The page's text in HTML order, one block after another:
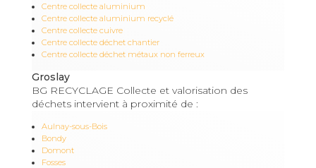
Centre collecte aluminium
Centre collecte aluminium recyclé
Centre collecte cuivre
Centre collecte déchet chantier
Centre collecte déchet métaux non ferreux
Groslay
BG RECYCLAGE Collecte et valorisation des
déchets intervient à proximité de :
Aulnay-sous-Bois
Bondy
Domont
Fosses